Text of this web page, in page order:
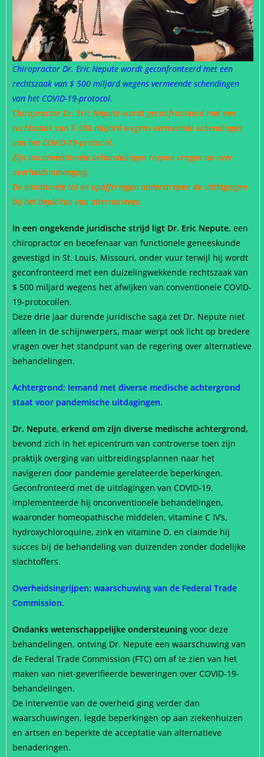
Chiropractor Dr. Eric Nepute wordt geconfronteerd met een
rechtszaak van $ 500 miljard wegens vermeende schendingen
van het COVID-19-protocol.
Chiropractor Dr. Eric Nepute wordt geconfronteerd met een
rechtszaak van $ 500 miljard wegens vermeende schendingen
van het COVID-19-protocol.
Zijn onconventionele behandelingen roepen vragen op over
overheidsinmenging.
De emotionele tol en opofferingen onderstrepen de uitdagingen
bij het bepleiten van alternatieven.
In een ongekende juridische strijd ligt Dr. Eric Nepute, een
chiropractor en beoefenaar van functionele geneeskunde
gevestigd in St. Louis, Missouri, onder vuur terwijl hij wordt
geconfronteerd met een duizelingwekkende rechtszaak van
$ 500 miljard wegens het afwijken van conventionele COVID-
19-protocollen.
Deze drie jaar durende juridische saga zet Dr. Nepute niet
alleen in de schijnwerpers, maar werpt ook licht op bredere
vragen over het standpunt van de regering over alternatieve
behandelingen.
Achtergrond: Iemand met diverse medische achtergrond
staat voor pandemische uitdagingen.
Dr. Nepute, erkend om zijn diverse medische achtergrond,
bevond zich in het epicentrum van controverse toen zijn
praktijk overging van uitbreidingsplannen naar het
navigeren door pandemie gerelateerde beperkingen.
Geconfronteerd met de uitdagingen van COVID-19,
implementeerde hij onconventionele behandelingen,
waaronder homeopathische middelen, vitamine C IV’s,
hydroxychloroquine, zink en vitamine D, en claimde hij
succes bij de behandeling van duizenden zonder dodelijke
slachtoffers.
Overheidsingrijpen: waarschuwing van de Federal Trade
Commission.
Ondanks wetenschappelijke ondersteuning voor deze
behandelingen, ontving Dr. Nepute een waarschuwing van
de Federal Trade Commission (FTC) om af te zien van het
maken van niet-geverifieerde beweringen over COVID-19-
behandelingen.
De interventie van de overheid ging verder dan
waarschuwingen, legde beperkingen op aan ziekenhuizen
en artsen en beperkte de acceptatie van alternatieve
benaderingen.